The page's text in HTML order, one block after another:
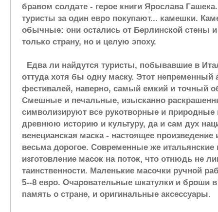
бравом солдате - герое книги Ярослава
туристы за один евро покупают... камешки.
обычные: они остались от Берлинской стены
только страну, но и целую эпоху.
Едва ли найдутся туристы, побывавшие в
оттуда хотя бы одну маску. Этот непременный
фестивалей, наверно, самый емкий и точный
Смешные и печальные, изысканно
символизируют все рукотворные и природные
древнюю историю и культуру, да и сам дух
венецианская маска - настоящее произведение
весьма дорогое. Современные же итальянские
изготовление масок на поток, что отнюдь не
таинственности. Маленькие масочки ручной
5--8 евро. Очаровательные шкатулки и броши
память о стране, и оригинальные аксессуары.